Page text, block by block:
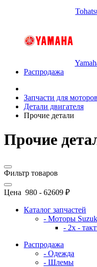
Распродажа
Запчасти для моторов
Детали двигателя
Прочие детали
Прочие
Фильтр товаров
Цена 980 - 62609 ₽
Каталог запчастей
- Моторы
- 2x -
Распродажа
- Одежда
- Шлемы